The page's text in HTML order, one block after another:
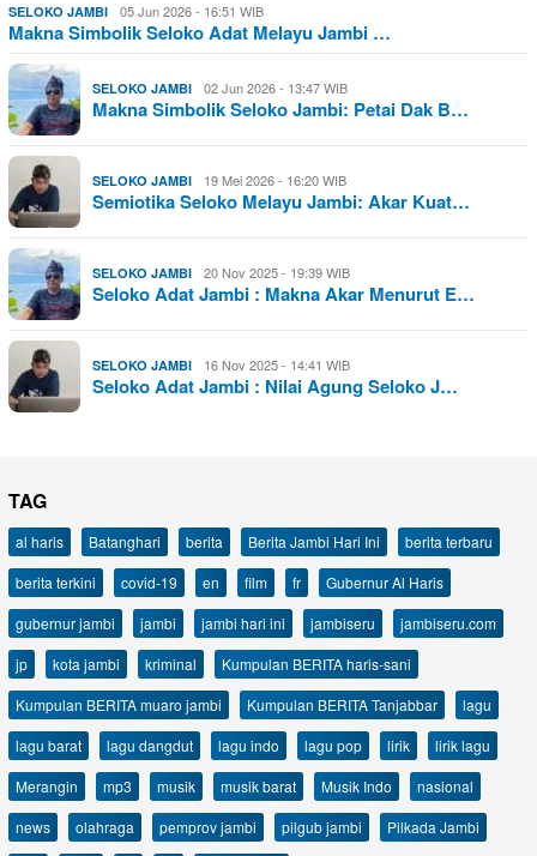
SELOKO JAMBI 05 Jun 2026 - 16:51 WIB
Makna Simbolik Seloko Adat Melayu Jambi …
SELOKO JAMBI 02 Jun 2026 - 13:47 WIB
Makna Simbolik Seloko Jambi: Petai Dak B…
SELOKO JAMBI 19 Mei 2026 - 16:20 WIB
Semiotika Seloko Melayu Jambi: Akar Kuat…
SELOKO JAMBI 20 Nov 2025 - 19:39 WIB
Seloko Adat Jambi : Makna Akar Menurut E…
SELOKO JAMBI 16 Nov 2025 - 14:41 WIB
Seloko Adat Jambi : Nilai Agung Seloko J…
TAG
al haris Batanghari berita Berita Jambi Hari Ini
berita terbaru
berita terkini
covid-19 en film fr
Gubernur Al Haris
gubernur jambi
jambi jambi hari ini jambiseru
jambiseru.com
jp
kota jambi kriminal
Kumpulan BERITA haris-sani
Kumpulan BERITA muaro jambi
Kumpulan BERITA Tanjabbar
lagu
lagu barat
lagu dangdut lagu indo lagu pop lirik
lirik lagu
Merangin
mp3 musik musik barat Musik Indo
nasional
news
olahraga pemprov jambi pilgub jambi
Pilkada Jambi